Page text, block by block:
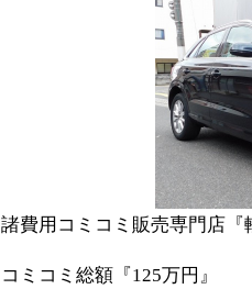
諸費用コミコミ販売専門店『
コミコミ総額『125万円』